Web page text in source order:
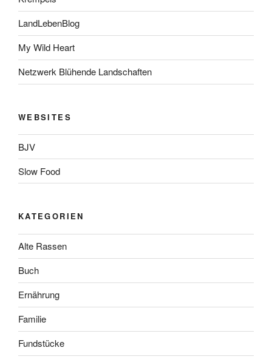
LandLebenBlog
My Wild Heart
Netzwerk Blühende Landschaften
WEBSITES
BJV
Slow Food
KATEGORIEN
Alte Rassen
Buch
Ernährung
Familie
Fundstücke